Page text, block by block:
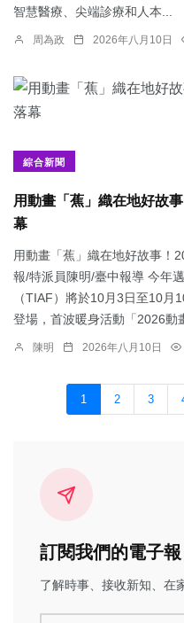
智慧醫療、尖端診療和人本...
周為政 2026年八月10日
綜合新聞
用動畫「蕉」織在地好故
幕
用動畫「蕉」織在地好故事！
報/特派員陳明/臺中報導 今年
（TIAF）將於10月3日至10
登場，首波暖身活動「2026動
陳明 2026年八月10日
1 2 3
訂閱我們的電子報
了解時事、接收新知、在